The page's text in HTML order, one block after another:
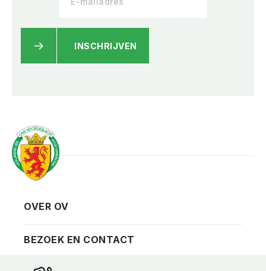
INSCHRIJVEN
Vereniging
Privacy
Contact
Bezoekadres
OVER OV
BEZOEK EN CONTACT